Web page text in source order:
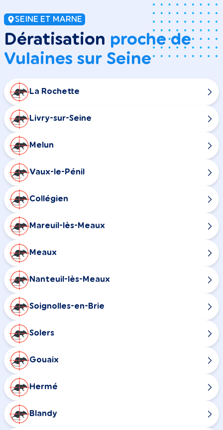
SEINE ET MARNE
Dératisation proche de
Vulaines sur Seine
La Rochette
Livry-sur-Seine
Melun
Vaux-le-Pénil
Collégien
Mareuil-lès-Meaux
Meaux
Nanteuil-lès-Meaux
Soignolles-en-Brie
Solers
Gouaix
Hermé
Blandy